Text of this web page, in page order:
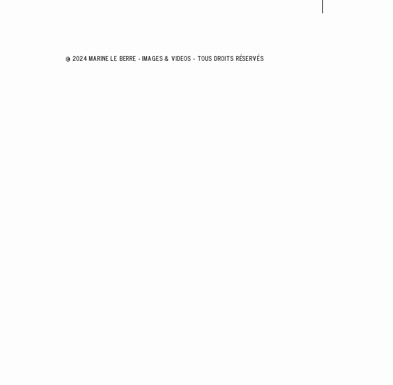
@ 2024 MARINE LE BERRE - IMAGES & VIDEOS - TOUS DROITS RÉSERVÉS